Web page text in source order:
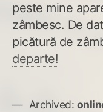
peste mine
zâmbesc. De
picătură de
departe!
Archived: